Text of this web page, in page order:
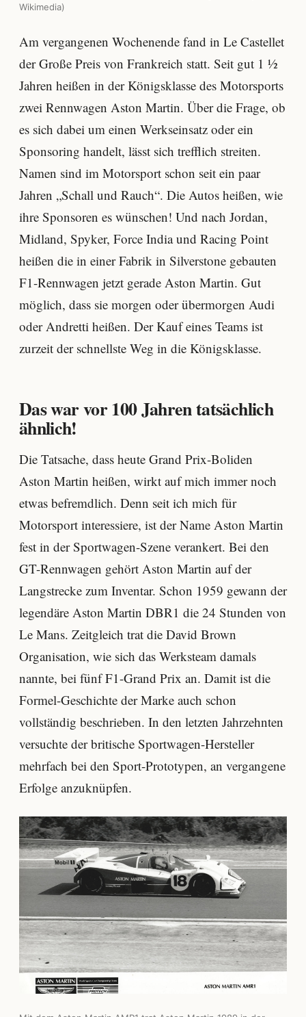
Wikimedia)
Am vergangenen Wochenende fand in Le Castellet
der Große Preis von Frankreich statt. Seit gut 1 ½
Jahren heißen in der Königsklasse des Motorsports
zwei Rennwagen Aston Martin. Über die Frage, ob
es sich dabei um einen Werkseinsatz oder ein
Sponsoring handelt, lässt sich trefflich streiten.
Namen sind im Motorsport schon seit ein paar
Jahren „Schall und Rauch“. Die Autos heißen, wie
ihre Sponsoren es wünschen! Und nach Jordan,
Midland, Spyker, Force India und Racing Point
heißen die in einer Fabrik in Silverstone gebauten
F1-Rennwagen jetzt gerade Aston Martin. Gut
möglich, dass sie morgen oder übermorgen Audi
oder Andretti heißen. Der Kauf eines Teams ist
zurzeit der schnellste Weg in die Königsklasse.
Das war vor 100 Jahren tatsächlich
ähnlich!
Die Tatsache, dass heute Grand Prix-Boliden
Aston Martin heißen, wirkt auf mich immer noch
etwas befremdlich. Denn seit ich mich für
Motorsport interessiere, ist der Name Aston Martin
fest in der Sportwagen-Szene verankert. Bei den
GT-Rennwagen gehört Aston Martin auf der
Langstrecke zum Inventar. Schon 1959 gewann der
legendäre Aston Martin DBR1 die 24 Stunden von
Le Mans. Zeitgleich trat die David Brown
Organisation, wie sich das Werksteam damals
nannte, bei fünf F1-Grand Prix an. Damit ist die
Formel-Geschichte der Marke auch schon
vollständig beschrieben. In den letzten Jahrzehnten
versuchte der britische Sportwagen-Hersteller
mehrfach bei den Sport-Prototypen, an vergangene
Erfolge anzuknüpfen.